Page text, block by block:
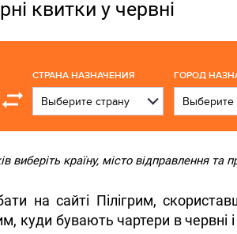
квитки у червні
СТРАНА НАЗНАЧЕНИЯ ГОРОД
країну, місто відправлення та
на сайті Пілігрим,
бувають чартери в червні